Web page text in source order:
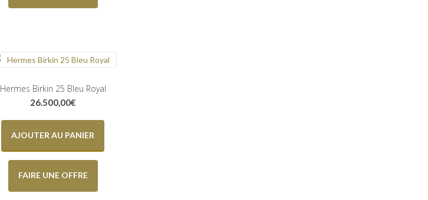
Hermes Birkin 25 Bleu Royal
26.500,00€
AJOUTER AU PANIER
FAIRE UNE OFFRE